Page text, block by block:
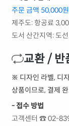
주문 금액 50,000
제주도: 항공료
도서 산간지역: 도
교환 / 반
※ 디자인 라벨, 디
상품이므로, 결제
- 접수 방법
고객센터 ☎ 02-